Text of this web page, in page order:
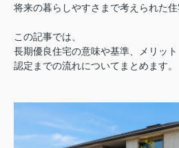
将来の暮らしやすさまで考えられた住
この記事では、
長期優良住宅の意味や基準、メリット
認定までの流れについてまとめます。